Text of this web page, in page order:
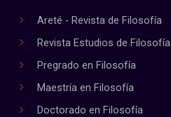
Areté - Revista de Filosofía
Revista Estudios de Filosofía
Pregrado en Filosofía
Maestría en Filosofía
Doctorado en Filosofía